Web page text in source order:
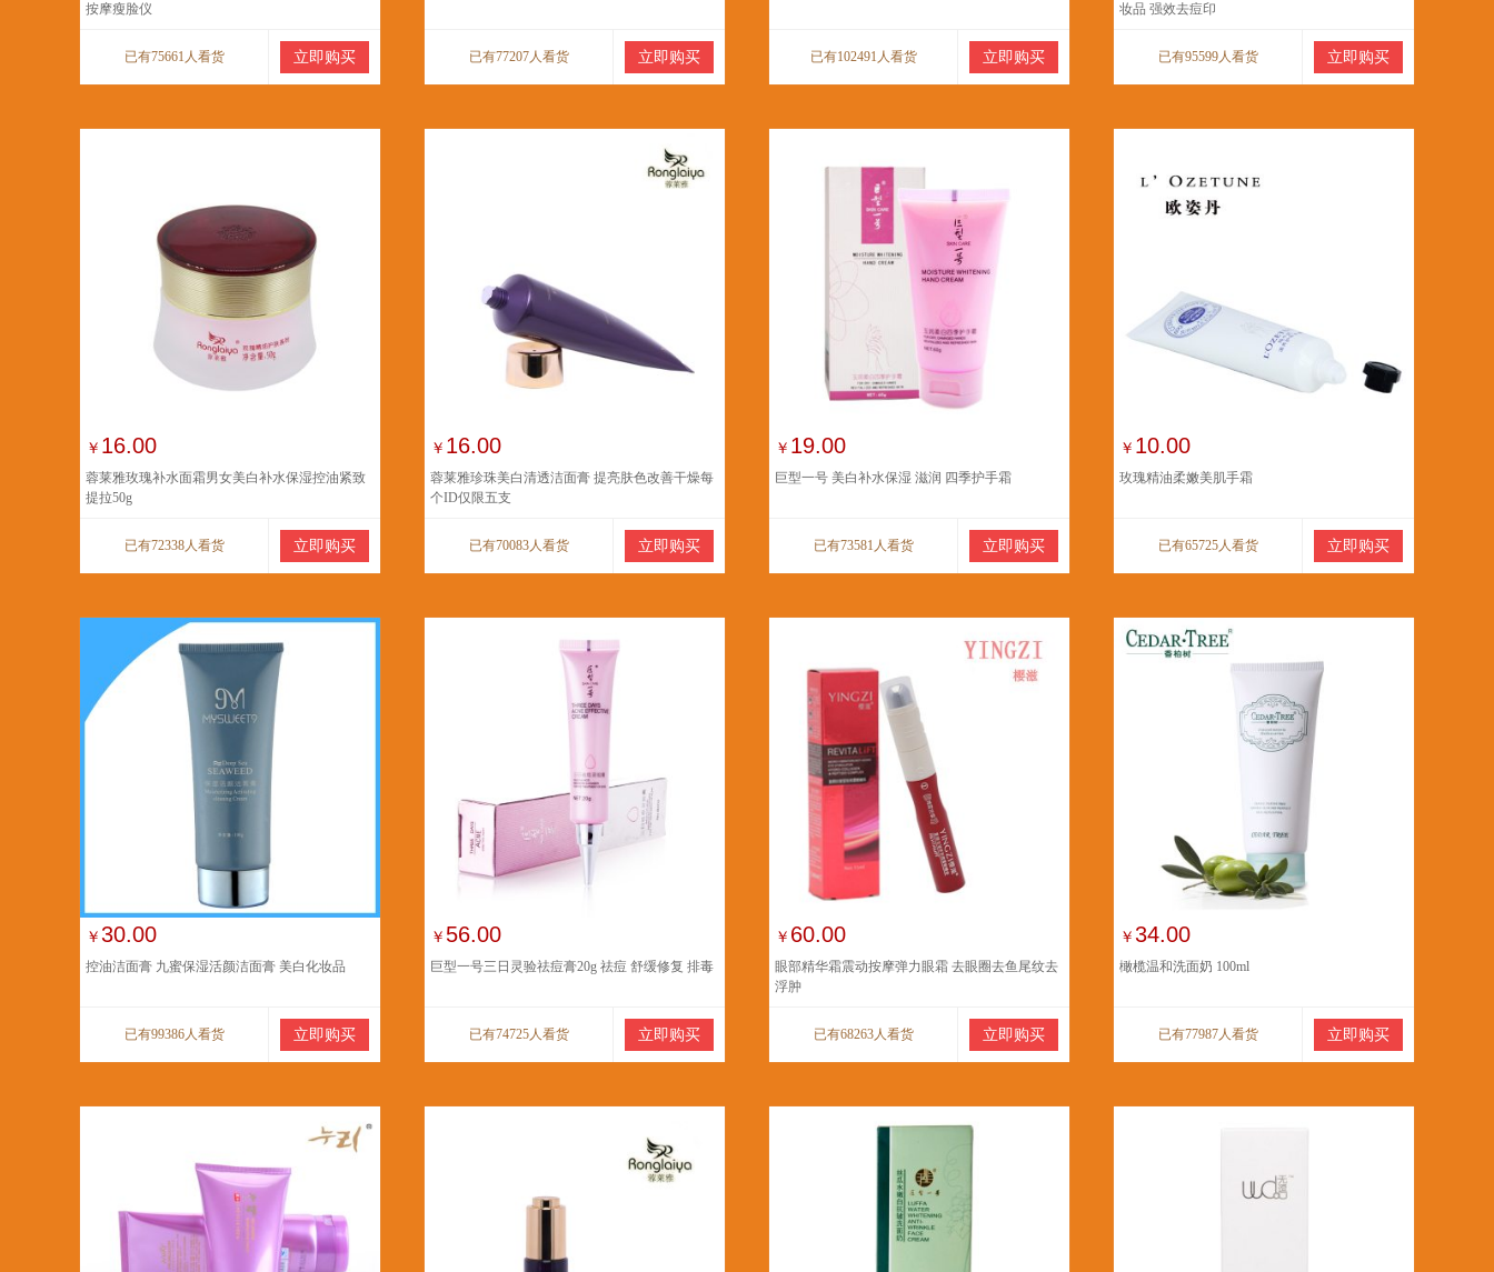
按摩瘦脸仪
已有75661人看货 立即购买 已有77207人看货 立即购买 已有102491人看货 立即购买
妆品 强效去痘印
已有95599人看货 立即购买
￥ 16.00
蓉莱雅玫瑰补水面霜男女美白补水保湿控油紧致
提拉50g
已有72338人看货 立即购买
￥ 16.00
蓉莱雅珍珠美白清透洁面膏 提亮肤色改善干燥每
个ID仅限五支
已有70083人看货 立即购买
￥ 19.00
巨型一号 美白补水保湿 滋润 四季护手霜
已有73581人看货 立即购买
￥ 10.00
玫瑰精油柔嫩美肌手霜
已有65725人看货 立即购买
￥30.00
控油洁面膏 九蜜保湿活颜洁面膏 美白化妆品
已有99386人看货 立即购买
￥ 56.00
巨型一号三日灵验祛痘膏20g 祛痘 舒缓修复 排毒
已有74725人看货 立即购买
￥ 60.00
眼部精华霜震动按摩弹力眼霜 去眼圈去鱼尾纹去
浮肿
已有68263人看货 立即购买
￥34.00
橄榄温和洗面奶 100ml
已有77987人看货 立即购买